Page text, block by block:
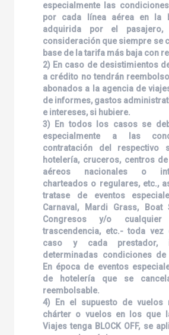
especialmente las
por cada línea aérea en la
adquirida por el pasajero,
consideración que siempre se
base de la tarifa más baja con
2) En caso de desistimientos
a crédito no tendrán
abonados a la agencia de
de informes, gastos
e intereses, si hubiere.
3) En todos los casos se
especialmente a las
contratación del respectivo
hotelería, cruceros, centros
aéreos nacionales o
charteados o regulares, etc.,
tratase de eventos
Carnaval, Mardi Grass, Boat
Congresos y/o
trascendencia, etc.- toda vez
caso y cada prestador,
determinadas condiciones de
En época de eventos
de hotelería que se
reembolsable.
4) En el supuesto de vuelos
chárter o vuelos en los que
Viajes tenga BLOCK OFF, se